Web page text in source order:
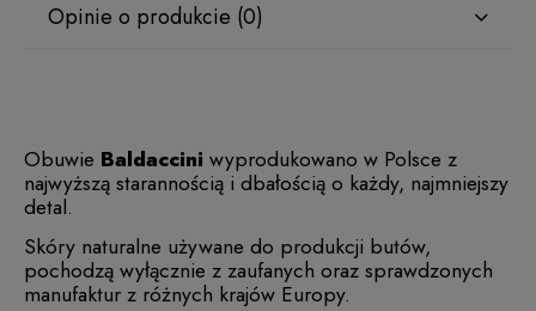
Opinie o produkcie (0)
Obuwie Baldaccini wyprodukowano w Polsce z
najwyższą starannością i dbałością o każdy, najmniejszy
detal.
Skóry naturalne używane do produkcji butów,
pochodzą wyłącznie z zaufanych oraz sprawdzonych
manufaktur z różnych krajów Europy.